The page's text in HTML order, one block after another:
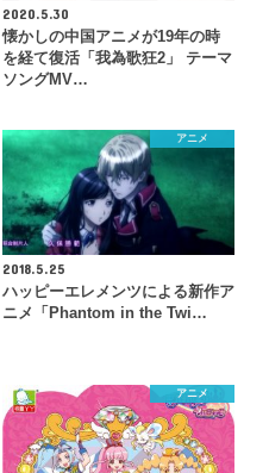
2020.5.30
懐かしの中国アニメが19年の時
を経て復活「我為歌狂2」 テーマ
ソングMV…
アニメ
2018.5.25
ハッピーエレメンツによる新作ア
ニメ「Phantom in the Twi…
アニメ